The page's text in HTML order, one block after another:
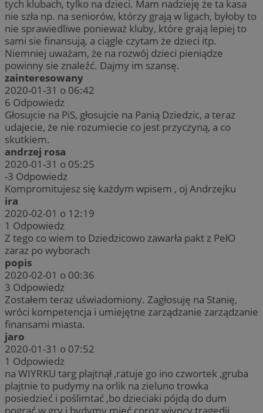
tych klubach, tylko na dzieci. Mam nadzieję że ta kasa
nie szła np. na seniorów, którzy grają w ligach, byłoby to
nie sprawiedliwe ponieważ kluby, które grają lepiej to
sami sie finansują, a ciągle czytam że dzieci itp.
Niemniej uważam, że na rozwój dzieci pieniądze
powinny sie znaleźć. Dajmy im szansę.
zainteresowany
2020-01-31 o 06:42
6 Odpowiedz
Głosujcie na PiS, głosujcie na Panią Dziedzic, a teraz
udajecie, że nie rozumiecie co jest przyczyną, a co
skutkiem.
andrzej rosa
2020-01-31 o 05:25
-3 Odpowiedz
Kompromitujesz się każdym wpisem , oj Andrzejku
ira
2020-02-01 o 12:19
1 Odpowiedz
Z tego co wiem to Dziedzicowo zawarła pakt z PełO
zaraz po wyborach
popis
2020-02-01 o 00:36
3 Odpowiedz
Zostałem teraz uświadomiony. Zagłosuję na Stanię,
wróci kompetencja i umiejętne zarządzanie zarządzanie
finansami miasta.
jaro
2020-01-31 o 07:52
1 Odpowiedz
na WIYRKU targ plajtnął ,ratuje go ino czwortek ,gruba
plajtnie to pudymy na orlik na zieluno trowka
posiedzieć i poślimtać ,bo dzieciaki pójdą do dum